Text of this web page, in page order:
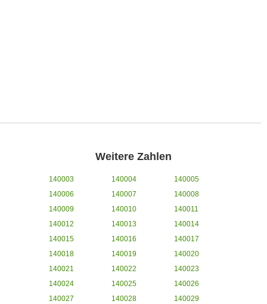
Weitere Zahlen
140003 140004
140005
140006
140007
140008
140009
140010
140011
140012
140013
140014
140015
140016
140017
140018
140019
140020
140021
140022
140023
140024
140025
140026
140027
140028
140029